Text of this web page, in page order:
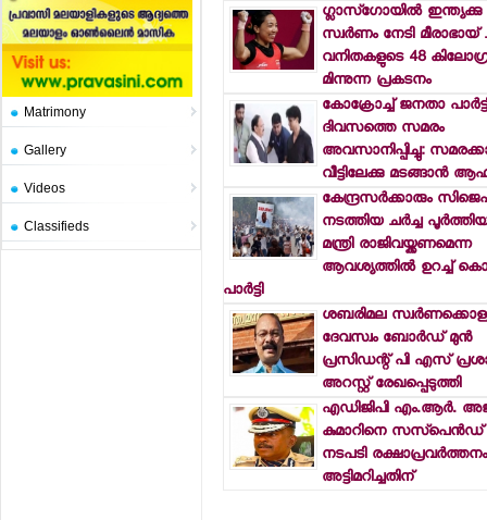
Matrimony
Gallery
Videos
Classifieds
ഗ്ലാസ്ഗോയില്‍ ഇന്ത്യക്കു
സ്വര്‍ണം നേടി
വനിതകളുടെ 48
മിന്നുന്ന പ്രകടനം
കോക്രോച്ച് ജനതാ
ദിവസത്തെ സമരം
അവസാനിപ്പിച്ചു:
വീട്ടിലേക്കു മടങ്ങാന്‍
കേന്ദ്രസര്‍ക്കാരും
നടത്തിയ ചര്‍ച്ച
മന്ത്രി രാജിവയ്ക്കണമെന്ന
ആവശ്യത്തില്‍ ഉറച്ച്
പാര്‍ട്ടി
ശബരിമല
ദേവസ്വം ബോര്‍ഡ് മുന്‍
പ്രസിഡന്റ് പി എസ്
അറസ്റ്റ് രേഖപ്പെടുത്തി
എഡിജിപി എം.ആര്‍.
കുമാറിനെ സസ്പെന്‍ഡ്
നടപടി
അട്ടിമറിച്ചതിന്